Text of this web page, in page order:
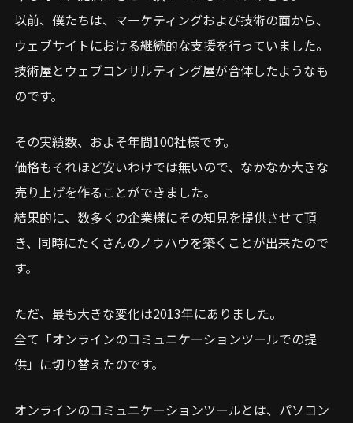
以前、僕たちは、マーケティングおよび技術の面から、
ウェブサイトにおける継続的な支援を行っていました。
技術屋とウェブコンサルティング屋が合体したようなも
のです。
その実績数、およそ年間100社様です。
価格もそれほど安いわけでは無いので、なかなか大きな
売り上げを作ることができました。
結果的に、数多くの企業様にその知見を提供させて頂
き、同時にたくさんのノウハウを築くことが出来たので
す。
ただ、最も大きな変化は2013年にありました。
全て「オンラインのコミュニケーションツールでの提
供」に切り替えたのです。
オンラインのコミュニケーションツールとは、パソコン